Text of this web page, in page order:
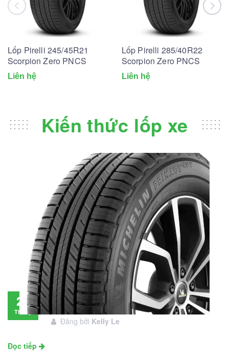
Lốp Pirelli 245/45R21
Scorpion Zero PNCS
Liên hệ
Lốp Pirelli 285/40R22
Scorpion Zero PNCS
Liên hệ
Kiến thức lốp xe
28
Tháng
Đánh giá lốp Michelin Primacy SUV: Đáng
đầu tư không?
Đăng bởi Kelly Le
Đọc tiếp